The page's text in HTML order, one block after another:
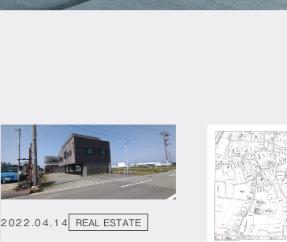
2022.04.14 REAL ESTATE